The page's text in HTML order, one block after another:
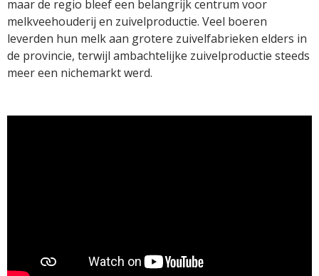
maar de regio bleef een belangrijk centrum voor
melkveehouderij en zuivelproductie. Veel boeren
leverden hun melk aan grotere zuivelfabrieken elders in
de provincie, terwijl ambachtelijke zuivelproductie steeds
meer een nichemarkt werd.